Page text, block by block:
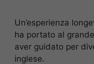
Un’esperienza
ha portato al
aver guidato per
inglese.